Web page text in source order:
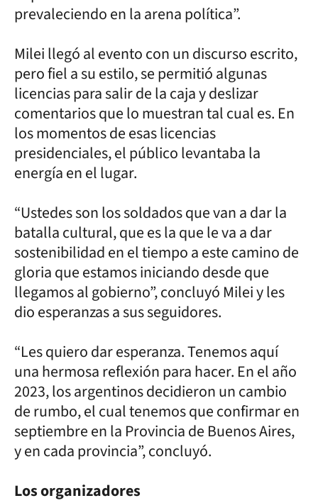
prevaleciendo en la arena política”.
Milei llegó al evento con un discurso escrito,
pero fiel a su estilo, se permitió algunas
licencias para salir de la caja y deslizar
comentarios que lo muestran tal cual es. En
los momentos de esas licencias
presidenciales, el público levantaba la
energía en el lugar.
“Ustedes son los soldados que van a dar la
batalla cultural, que es la que le va a dar
sostenibilidad en el tiempo a este camino de
gloria que estamos iniciando desde que
llegamos al gobierno”, concluyó Milei y les
dio esperanzas a sus seguidores.
“Les quiero dar esperanza. Tenemos aquí
una hermosa reflexión para hacer. En el año
2023, los argentinos decidieron un cambio
de rumbo, el cual tenemos que confirmar en
septiembre en la Provincia de Buenos Aires,
y en cada provincia”, concluyó.
Los organizadores